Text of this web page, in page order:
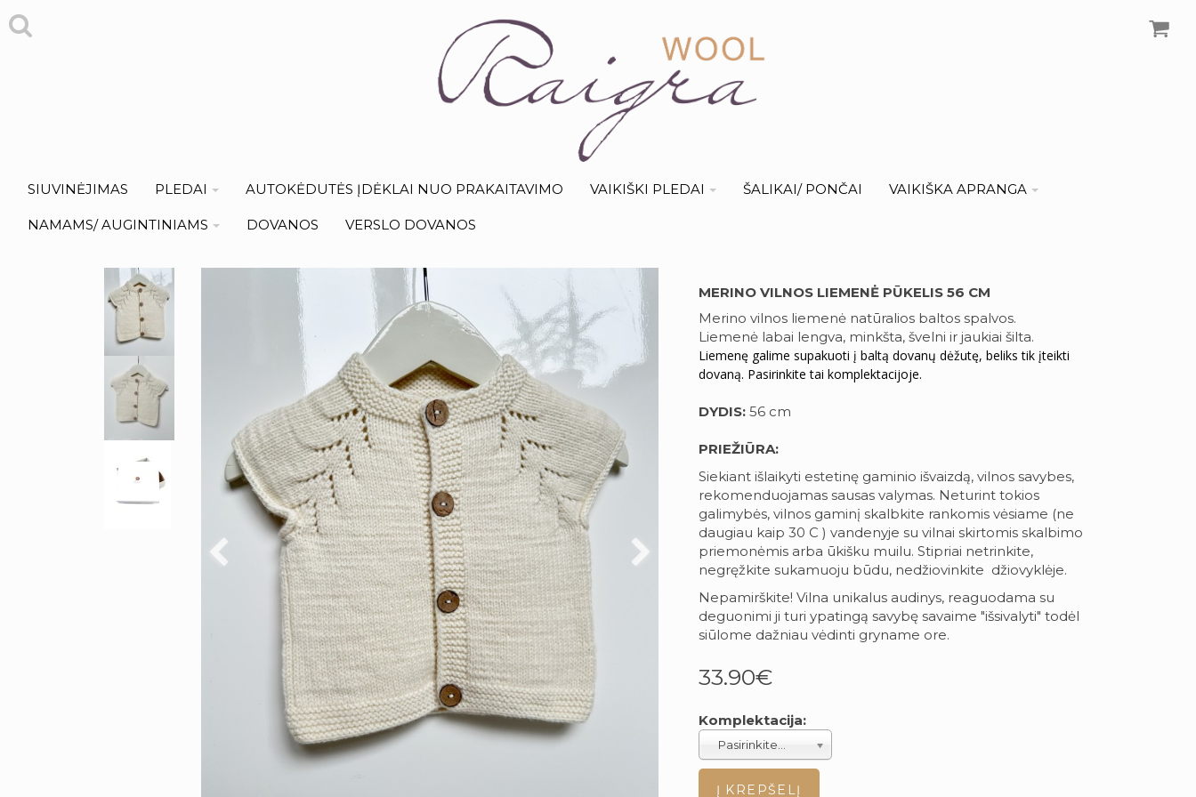
SIUVINĖJIMAS PLEDAI AUTOKĖDUTĖS ĮDĖKLAI NUO PRAKAITAVIMO VAIKIŠKI PLEDAI ŠALIKAI/ PONČAI VAIKIŠKA APRANGA
NAMAMS/ AUGINTINIAMS DOVANOS VERSLO DOVANOS
MERINO VILNOS LIEMENĖ PŪKELIS 56 CM
Merino vilnos liemenė natūralios baltos spalvos.
Liemenė labai lengva, minkšta, švelni ir jaukiai šilta.
Liemenę galime supakuoti į baltą dovanų dėžutę, beliks tik įteikti
dovaną. Pasirinkite tai komplektacijoje.
DYDIS:56 cm
PRIEŽIŪRA:
Siekiant išlaikyti estetinę gaminio išvaizdą, vilnos savybes,
rekomenduojamas sausas valymas. Neturint tokios
galimybės, vilnos gaminį skalbkite rankomis vėsiame (ne
daugiau kaip 30 C ) vandenyje su vilnai skirtomis skalbimo
priemonėmis arba ūkišku muilu. Stipriai netrinkite,
negręžkite sukamuoju būdu, nedžiovinkite džiovyklėje.
Nepamirškite! Vilna unikalus audinys, reaguodama su
deguonimi ji turi ypatingą savybę savaime "išsivalyti" todėl
siūlome dažniau vėdinti gryname ore.
33.90€
Komplektacija:
Pasirinkite...